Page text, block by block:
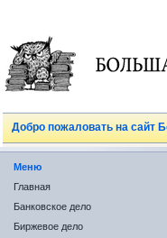
Добро пожаловать на сайт
Меню
Главная
Банковское дело
Биржевое дело